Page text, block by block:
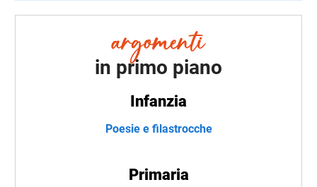
in primo piano
Infanzia
Poesie e filastrocche
Primaria